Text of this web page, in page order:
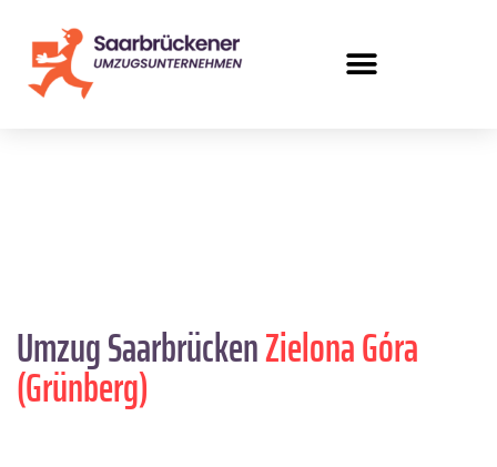
Umzug SaarbrückenZielona Góra
(Grünberg)